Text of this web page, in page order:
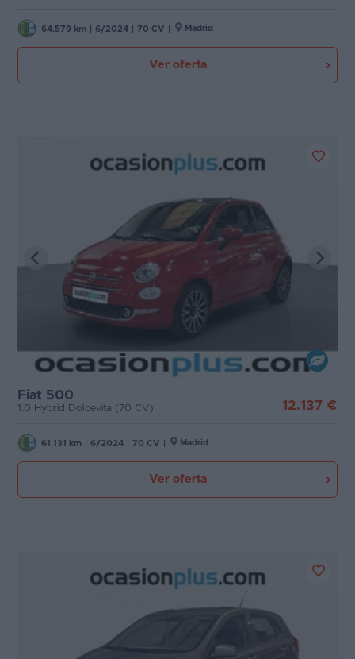
64.579 km 6/2024 70 CV Madrid
Ver oferta
Fiat 500
1.0 Hybrid Dolcevita (70 CV) 12.137 €
61.131 km 6/2024 70 CV Madrid
Ver oferta